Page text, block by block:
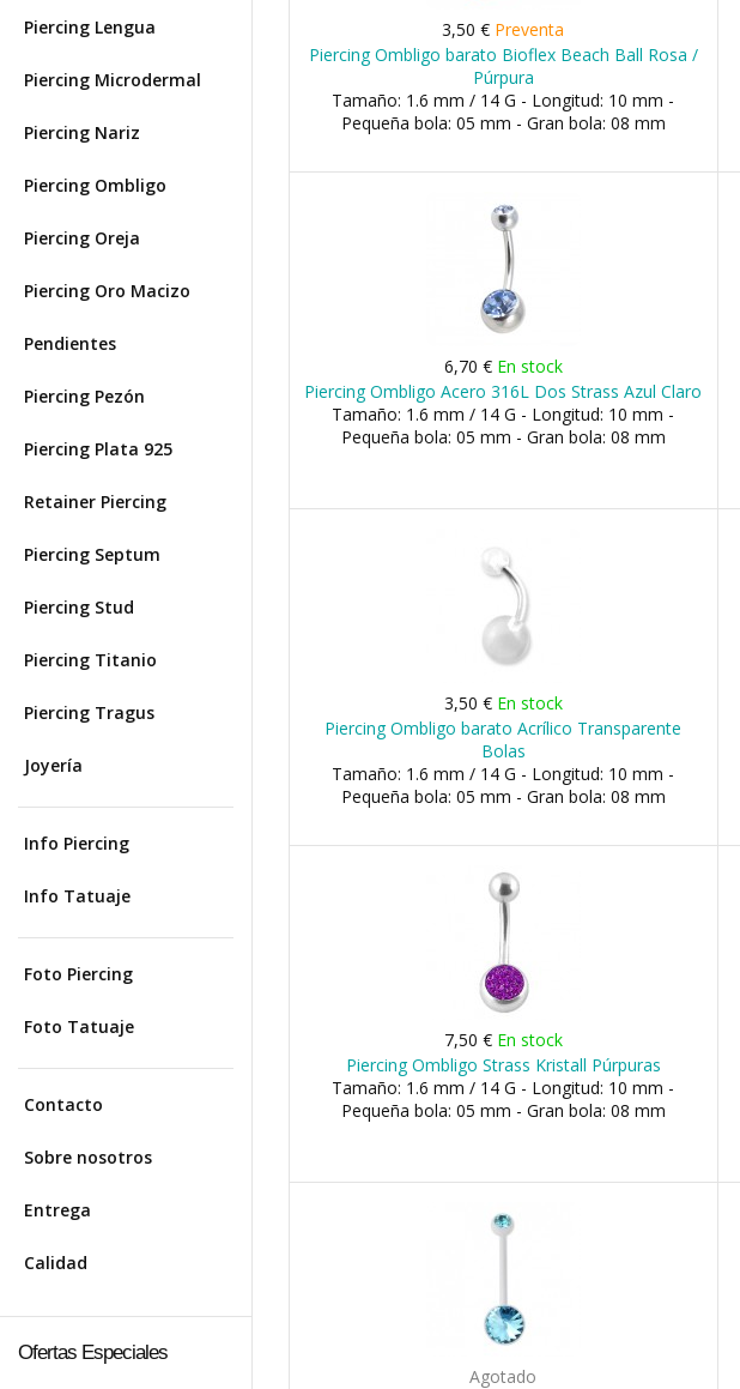
Piercing Lengua
Piercing Microdermal
Piercing Nariz
Piercing Ombligo
Piercing Oreja
Piercing Oro Macizo
Pendientes
Piercing Pezón
Piercing Plata 925
Retainer Piercing
Piercing Septum
Piercing Stud
Piercing Titanio
Piercing Tragus
Joyería
Info Piercing
Info Tatuaje
Foto Piercing
Foto Tatuaje
Contacto
Sobre nosotros
Entrega
Calidad
Ofertas Especiales
3,50 € Preventa
Piercing Ombligo barato Bioflex Beach Ball Rosa /
Púrpura
Tamaño: 1.6 mm / 14 G - Longitud: 10 mm -
Pequeña bola: 05 mm - Gran bola: 08 mm
6,70 € En stock
Piercing Ombligo Acero 316L Dos Strass Azul Claro
Tamaño: 1.6 mm / 14 G - Longitud: 10 mm -
Pequeña bola: 05 mm - Gran bola: 08 mm
3,50 € En stock
Piercing Ombligo barato Acrílico Transparente
Bolas
Tamaño: 1.6 mm / 14 G - Longitud: 10 mm -
Pequeña bola: 05 mm - Gran bola: 08 mm
7,50 € En stock
Piercing Ombligo Strass Kristall Púrpuras
Tamaño: 1.6 mm / 14 G - Longitud: 10 mm -
Pequeña bola: 05 mm - Gran bola: 08 mm
Agotado